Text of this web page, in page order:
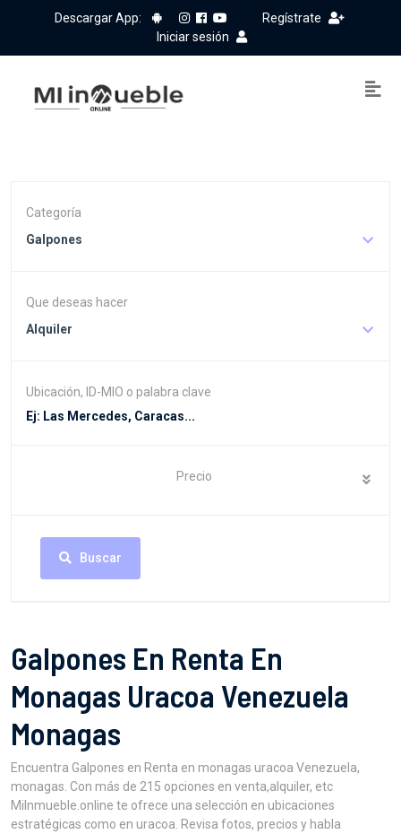
Descargar App:
Regístrate
Iniciar sesión
Categoría
Galpones
Que deseas hacer
Alquiler
Ubicación, ID-MIO o palabra clave
Precio
Buscar
Galpones En Renta En
Monagas Uracoa Venezuela
Monagas
Encuentra Galpones en Renta en monagas uracoa Venezuela,
monagas. Con más de 215 opciones en venta,alquiler, etc
MiInmueble.online te ofrece una selección en ubicaciones
estratégicas como en uracoa. Revisa fotos, precios y habla